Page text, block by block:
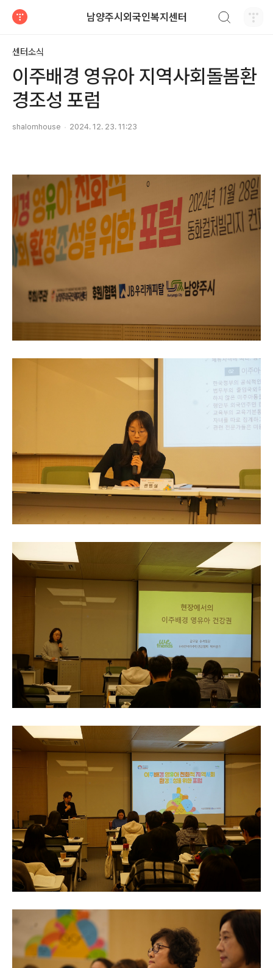
남양주시외국인복지센터
센터소식
이주배경 영유아 지역사회돌봄환
경조성 포럼
shalomhouse 2024. 12. 23. 11:23